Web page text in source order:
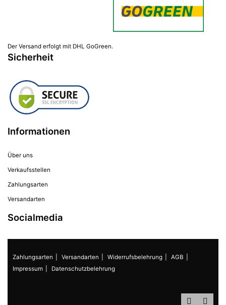
Der Versand erfolgt mit DHL GoGreen.
Sicherheit
Informationen
Über uns
Verkaufsstellen
Zahlungsarten
Versandarten
Socialmedia
Zahlungsarten Versandarten Widerrufsbelehrung
AGB
Impressum
Datenschutzbelehrung